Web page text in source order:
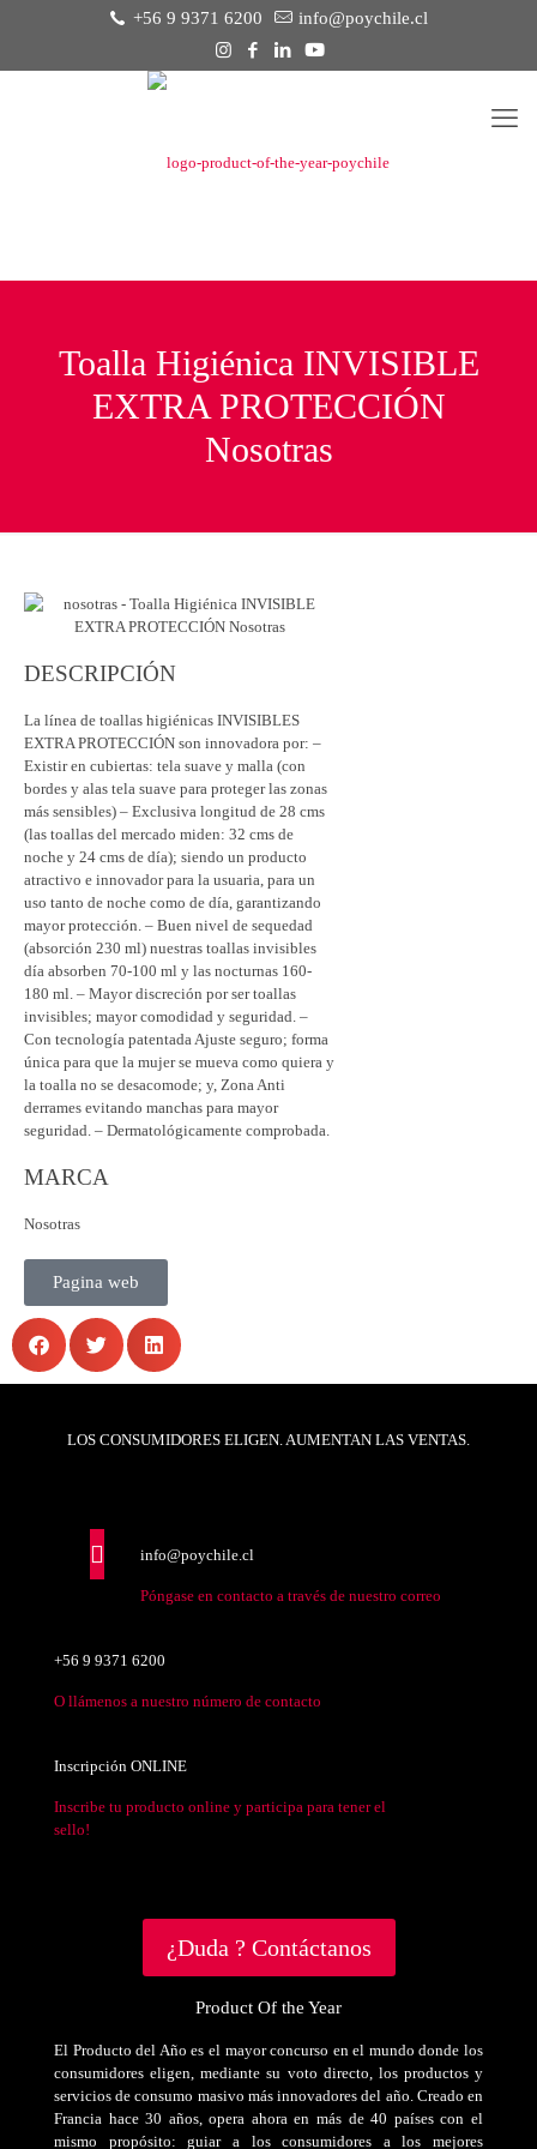
+56 9 9371 6200 info@poychile.cl
Toalla Higiénica INVISIBLE
EXTRA PROTECCIÓN
Nosotras
DESCRIPCIÓN
La línea de toallas higiénicas INVISIBLES
EXTRA PROTECCIÓN son innovadora por: –
Existir en cubiertas: tela suave y malla (con
bordes y alas tela suave para proteger las zonas
más sensibles) – Exclusiva longitud de 28 cms
(las toallas del mercado miden: 32 cms de
noche y 24 cms de día); siendo un producto
atractivo e innovador para la usuaria, para un
uso tanto de noche como de día, garantizando
mayor protección. – Buen nivel de sequedad
(absorción 230 ml) nuestras toallas invisibles
día absorben 70-100 ml y las nocturnas 160-
180 ml. – Mayor discreción por ser toallas
invisibles; mayor comodidad y seguridad. –
Con tecnología patentada Ajuste seguro; forma
única para que la mujer se mueva como quiera y
la toalla no se desacomode; y, Zona Anti
derrames evitando manchas para mayor
seguridad. – Dermatológicamente comprobada.
MARCA
Nosotras
Pagina web
LOS CONSUMIDORES ELIGEN. AUMENTAN LAS VENTAS.
info@poychile.cl
Póngase en contacto a través de nuestro correo
+56 9 9371 6200
O llámenos a nuestro número de contacto
Inscripción ONLINE
Inscribe tu producto online y participa para tener el
sello!
¿Duda ? Contáctanos
Product Of the Year
El Producto del Año es el mayor concurso en el mundo donde los
consumidores eligen, mediante su voto directo, los productos y
servicios de consumo masivo más innovadores del año. Creado en
Francia hace 30 años, opera ahora en más de 40 países con el
mismo propósito: guiar a los consumidores a los mejores